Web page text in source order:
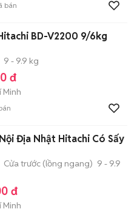
bán
BD-V2200 9/6kg
9 - 9.9 kg
đ
Minh
Địa Nhật Hitachi Có Sấy
Cửa trước (lồng ngang) 9 - 9.9
đ
Minh